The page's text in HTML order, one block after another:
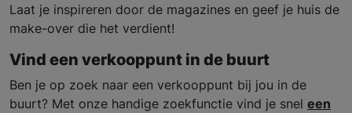
Laat je inspireren door de magazines en geef je huis de
make-over die het verdient!
Vind een verkooppunt in de buurt
Ben je op zoek naar een verkooppunt bij jou in de
buurt? Met onze handige zoekfunctie vind je snel een